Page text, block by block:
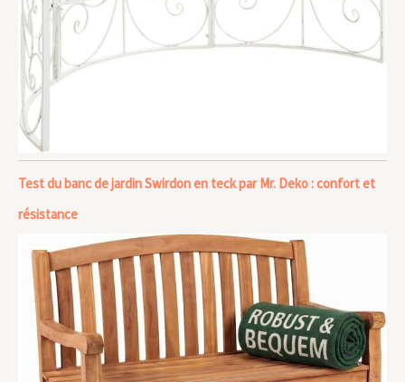
Test du banc de jardin Swirdon en teck par Mr. Deko : confort et
résistance